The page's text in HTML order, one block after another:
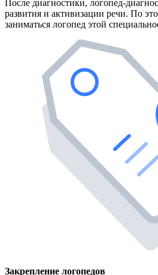
После диагностики, логопед-
развития и активизации речи. По
заниматься логопед этой
Закрепление логопедов